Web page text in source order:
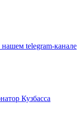
нашем telegram-канале